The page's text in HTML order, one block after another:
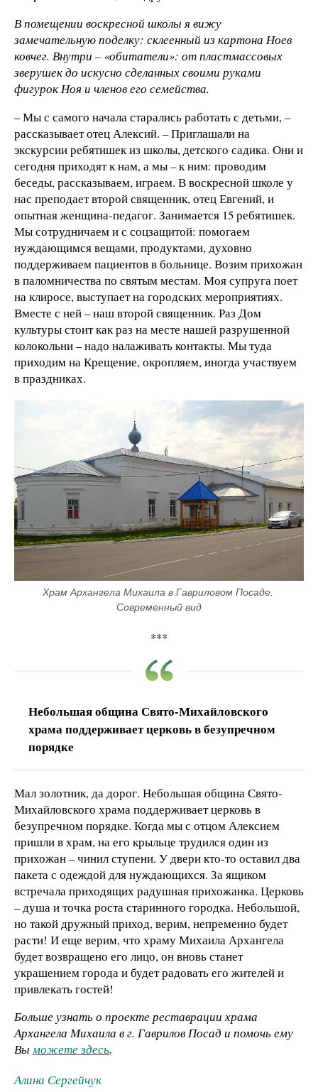
В помещении воскресной школы я вижу
замечательную поделку: склеенный из картона Ноев
ковчег. Внутри – «обитатели»: от пластмассовых
зверушек до искусно сделанных своими руками
фигурок Ноя и членов его семейства.
– Мы с самого начала старались работать с детьми, –
рассказывает отец Алексий. – Приглашали на
экскурсии ребятишек из школы, детского садика. Они и
сегодня приходят к нам, а мы – к ним: проводим
беседы, рассказываем, играем. В воскресной школе у
нас преподает второй священник, отец Евгений, и
опытная женщина-педагог. Занимается 15 ребятишек.
Мы сотрудничаем и с соцзащитой: помогаем
нуждающимся вещами, продуктами, духовно
поддерживаем пациентов в больнице. Возим прихожан
в паломничества по святым местам. Моя супруга поет
на клиросе, выступает на городских мероприятиях.
Вместе с ней – наш второй священник. Раз Дом
культуры стоит как раз на месте нашей разрушенной
колокольни – надо налаживать контакты. Мы туда
приходим на Крещение, окропляем, иногда участвуем
в праздниках.
Храм Архангела Михаила в Гавриловом Посаде.
Современный вид
***
Небольшая община Свято-Михайловского
храма поддерживает церковь в безупречном
порядке
Мал золотник, да дорог. Небольшая община Свято-
Михайловского храма поддерживает церковь в
безупречном порядке. Когда мы с отцом Алексием
пришли в храм, на его крыльце трудился один из
прихожан – чинил ступени. У двери кто-то оставил два
пакета с одеждой для нуждающихся. За ящиком
встречала приходящих радушная прихожанка. Церковь
– душа и точка роста старинного городка. Небольшой,
но такой дружный приход, верим, непременно будет
расти! И еще верим, что храму Михаила Архангела
будет возвращено его лицо, он вновь станет
украшением города и будет радовать его жителей и
привлекать гостей!
Больше узнать о проекте реставрации храма
Архангела Михаила в г. Гаврилов Посад и помочь ему
Выможете здесь.
Алина Сергейчук